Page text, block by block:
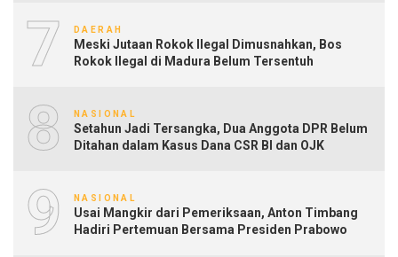
7 DAERAH
Meski Jutaan Rokok Ilegal Dimusnahkan, Bos
Rokok Ilegal di Madura Belum Tersentuh
8 NASIONAL
Setahun Jadi Tersangka, Dua Anggota DPR Belum
Ditahan dalam Kasus Dana CSR BI dan OJK
9 NASIONAL
Usai Mangkir dari Pemeriksaan, Anton Timbang
Hadiri Pertemuan Bersama Presiden Prabowo